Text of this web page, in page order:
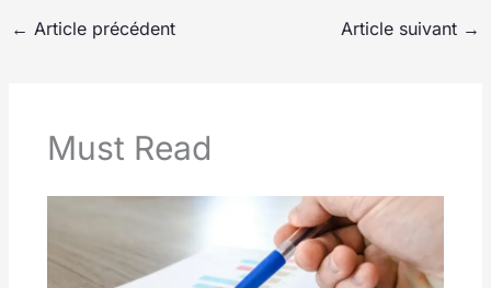
← Article précédent Article suivant →
Must Read